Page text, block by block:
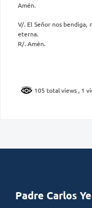
Amén.
V/. El Señor nos bendiga,
eterna.
R/. Amén.
105 total views , 1
Padre Carlos